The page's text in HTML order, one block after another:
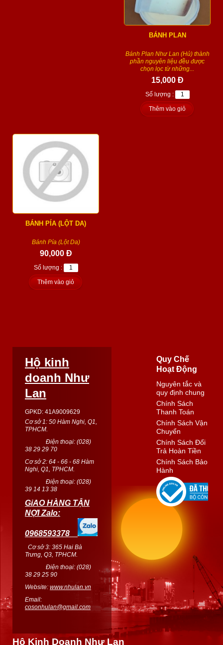
BÁNH PLAN
Bánh Plan Như Lan (Hủ) thành
phần nguyên liệu đều được
chọn lọc từ những...
15,000 Đ
Số lượng :
Thêm vào giỏ
BÁNH PÍA (LỘT DA)
Bánh Pía (Lột Da)
90,000 Đ
Số lượng :
Thêm vào giỏ
Hộ kinh
doanh Như
Lan
GPKD: 41A9009629
Cơ sở 1: 50 Hàm Nghi, Q1,
TPHCM.
Điện thoại: (028)
38 29 29 70
Cơ sở 2: 64 - 66 - 68 Hàm
Nghi, Q1, TPHCM.
Điện thoại: (028)
39 14 13 38
GiAO HÀNG TẬN
NỢI Zalo:
0968593378
Cơ sở 3: 365 Hai Bà
Trưng, Q3, TPHCM.
Điện thoại: (028)
38 29 25 90
Website: www.nhulan.vn
Email:
cosonhulan@gmail.com
Quy Chế
Hoạt Động
Nguyên tắc và
quy định chung
Chính Sách
Thanh Toán
Chính Sách Vận
Chuyển
Chính Sách Đổi
Trả Hoàn Tiền
Chính Sách Bảo
Hành
Hộ Kinh Doanh Như Lan